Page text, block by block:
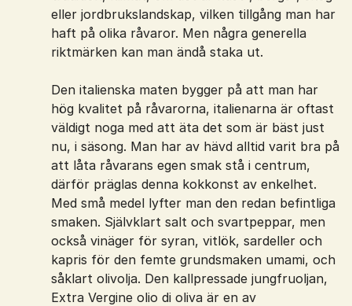
eller jordbrukslandskap, vilken tillgång man har
haft på olika råvaror. Men några generella
riktmärken kan man ändå staka ut.
Den italienska maten bygger på att man har
hög kvalitet på råvarorna, italienarna är oftast
väldigt noga med att äta det som är bäst just
nu, i säsong. Man har av hävd alltid varit bra på
att låta råvarans egen smak stå i centrum,
därför präglas denna kokkonst av enkelhet.
Med små medel lyfter man den redan befintliga
smaken. Självklart salt och svartpeppar, men
också vinäger för syran, vitlök, sardeller och
kapris för den femte grundsmaken umami, och
såklart olivolja. Den kallpressade jungfruoljan,
Extra Vergine olio di oliva är en av